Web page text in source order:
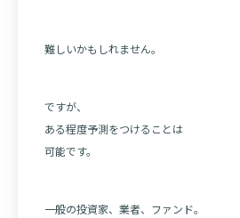
難しいかもしれません。
ですが、
ある程度予測をつけることは
可能です。
一般の投資家、業者、ファンド。